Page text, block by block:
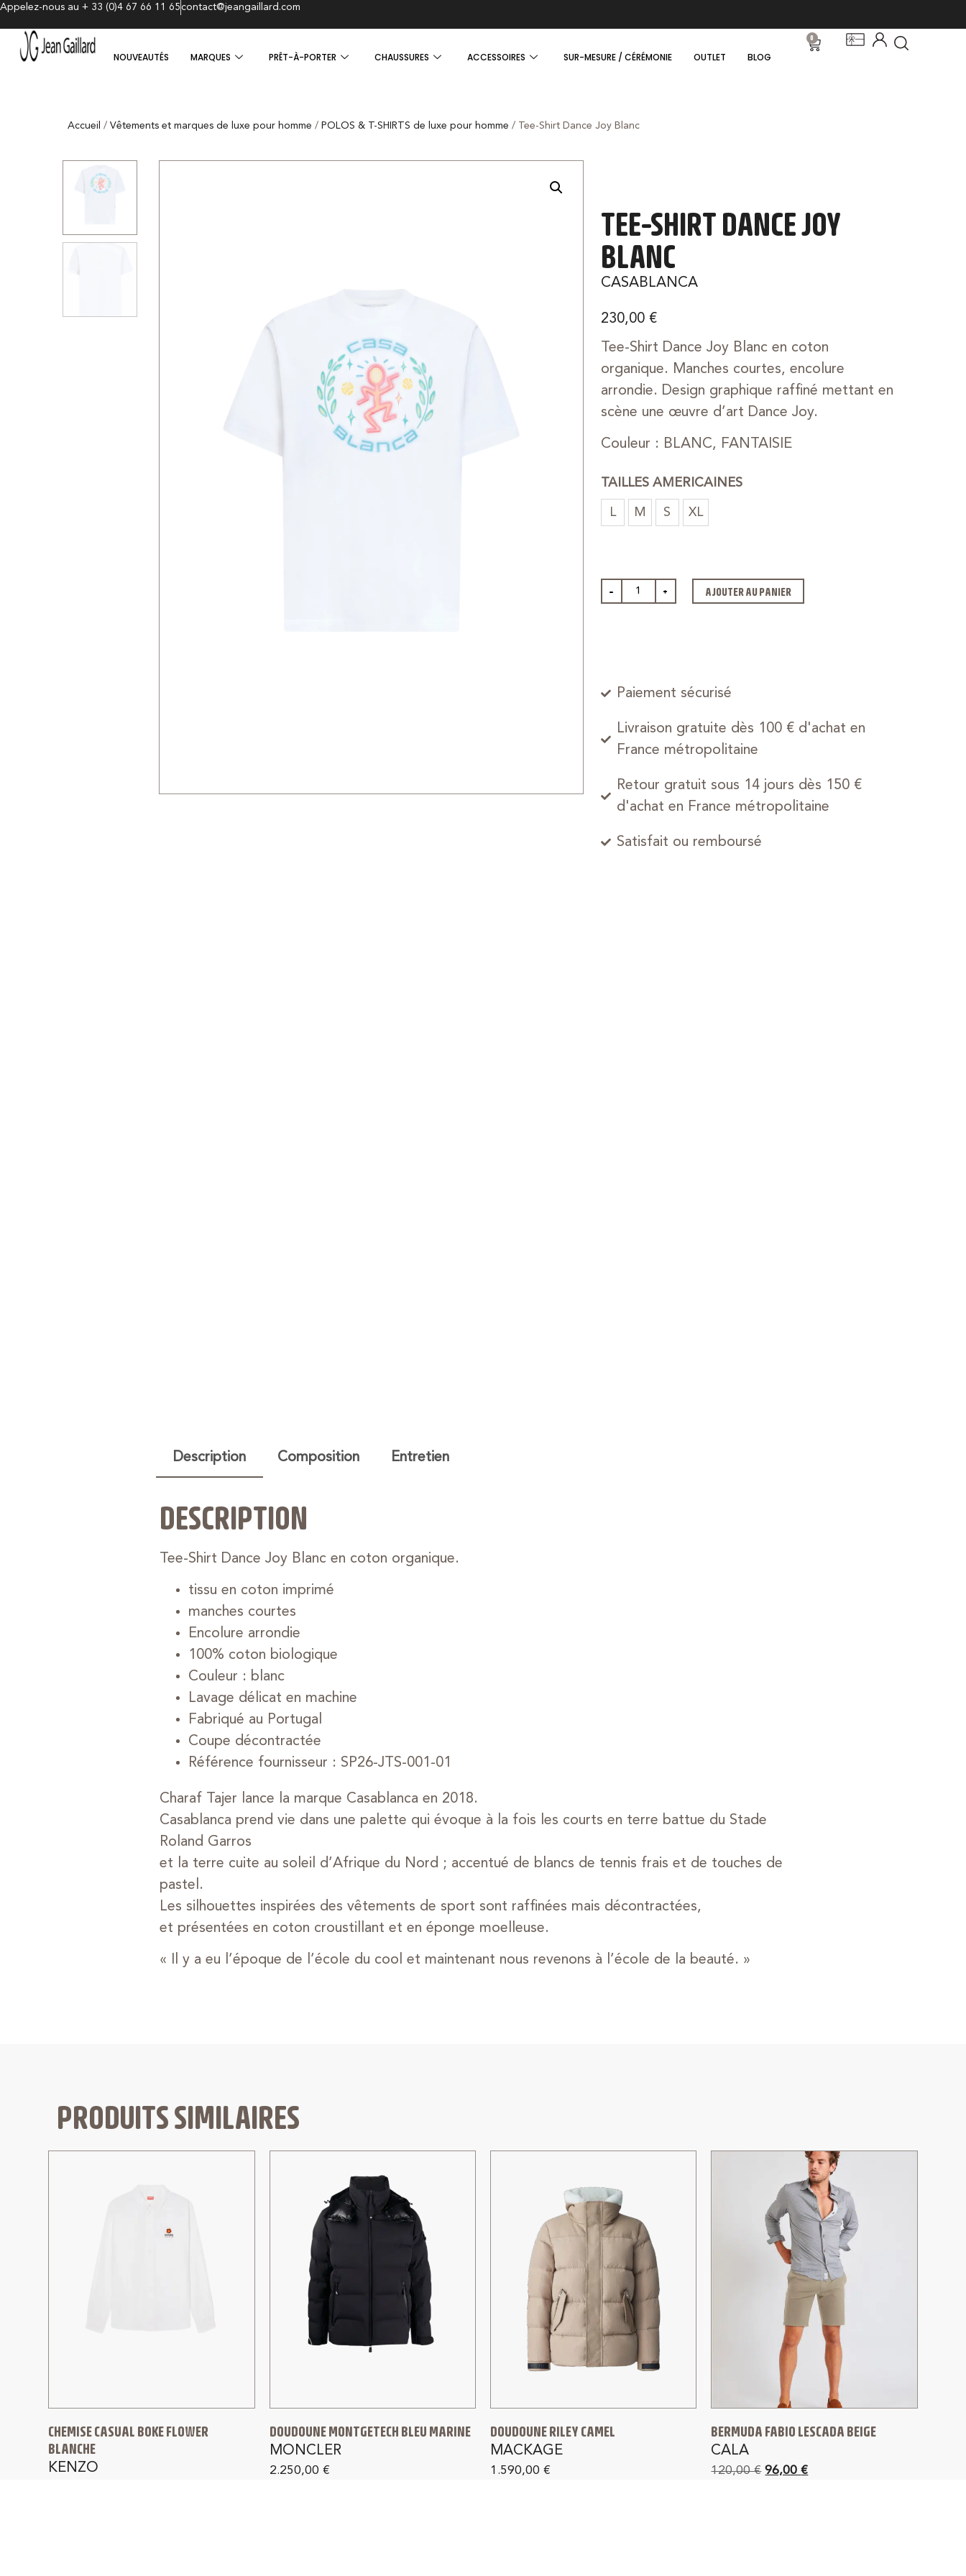
Appelez-nous au + 33 (0)4 67 66 11 65contact@jeangaillard.com
NOUVEAUTÉS MARQUES PRÊT-À-PORTER CHAUSSURES ACCESSOIRES SUR-MESURE / CÉRÉMONIE OUTLET BLOG
0
Accueil /Vêtements et marques de luxe pour homme / POLOS & T-SHIRTS de luxe pour homme / Tee-Shirt Dance Joy Blanc
TEE-SHIRT DANCE JOY
BLANC
CASABLANCA
230,00 €
Tee-Shirt Dance Joy Blanc en coton
organique. Manches courtes, encolure
arrondie. Design graphique raffiné mettant en
scène une œuvre d’art Dance Joy.
Couleur : BLANC, FANTAISIE
TAILLES AMERICAINES
L M S XL
- + AJOUTER AU PANIER
Paiement sécurisé
Livraison gratuite dès 100 € d'achat en
France métropolitaine
Retour gratuit sous 14 jours dès 150 €
d'achat en France métropolitaine
Satisfait ou remboursé
Description Composition Entretien
DESCRIPTION
Tee-Shirt Dance Joy Blanc en coton organique.
tissu en coton imprimé
manches courtes
Encolure arrondie
100% coton biologique
Couleur : blanc
Lavage délicat en machine
Fabriqué au Portugal
Coupe décontractée
Référence fournisseur : SP26-JTS-001-01
Charaf Tajer lance la marque Casablanca en 2018.
Casablanca prend vie dans une palette qui évoque à la fois les courts en terre battue du Stade
Roland Garros
et la terre cuite au soleil d’Afrique du Nord ; accentué de blancs de tennis frais et de touches de
pastel.
Les silhouettes inspirées des vêtements de sport sont raffinées mais décontractées,
et présentées en coton croustillant et en éponge moelleuse.
« Il y a eu l’époque de l’école du cool et maintenant nous revenons à l’école de la beauté. »
PRODUITS SIMILAIRES
CHEMISE CASUAL BOKE FLOWER
BLANCHE
KENZO
DOUDOUNE MONTGETECH BLEU MARINE
MONCLER
2.250,00 €
DOUDOUNE RILEY CAMEL
MACKAGE
1.590,00 €
BERMUDA FABIO LESCADA BEIGE
CALA
120,00€ 96,00€